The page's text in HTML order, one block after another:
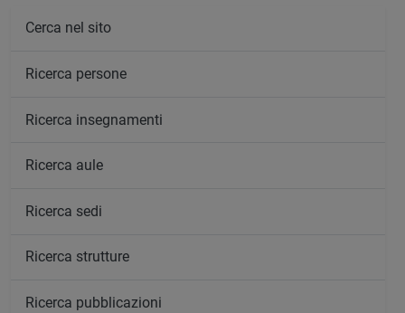
Cerca nel sito
Ricerca persone
Ricerca insegnamenti
Ricerca aule
Ricerca sedi
Ricerca strutture
Ricerca pubblicazioni